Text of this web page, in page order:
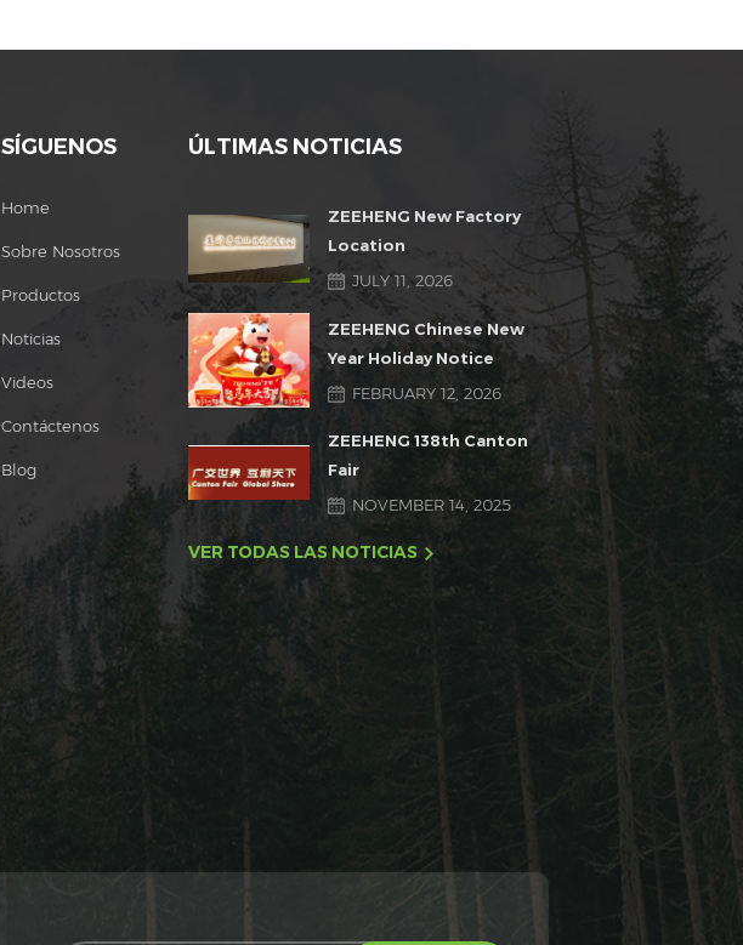
SÍGUENOS
Home
Sobre Nosotros
Productos
Noticias
Videos
Contáctenos
Blog
ÚLTIMAS NOTICIAS
ZEEHENG New Factory
Location
JULY 11, 2026
ZEEHENG Chinese New
Year Holiday Notice
FEBRUARY 12, 2026
ZEEHENG 138th Canton
Fair
NOVEMBER 14, 2025
VER TODAS LAS NOTICIAS